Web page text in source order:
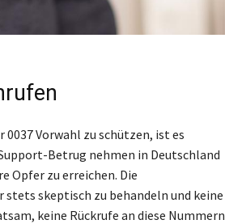
Vorwahl zu schützen, ist es
Betrug nehmen in Deutschland
Opfer zu erreichen. Die
skeptisch zu behandeln und keine
keine Rückrufe an diese Nummern